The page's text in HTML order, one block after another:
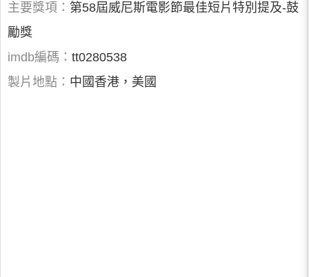
主要獎項： 第58屆威尼斯電影節最佳短片特別提及-鼓
勵獎
imdb編碼： tt0280538
製片地點： 中國香港，美國